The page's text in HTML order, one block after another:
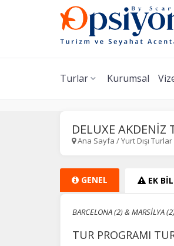
Turlar Kurumsal
DELUXE AKDENİZ
Ana Sayfa /Yurt Dışı Turlar
GENEL EK
BARCELONA (2) & MARSİLYA
TUR PROGRAMI